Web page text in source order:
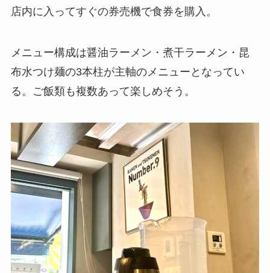
店内に入ってすぐの券売機で食券を購入。
メニュー構成は醤油ラーメン・煮干ラーメン・昆
布水つけ麺の3本柱が主軸のメニューとなってい
る。ご飯類も複数あって楽しめそう。